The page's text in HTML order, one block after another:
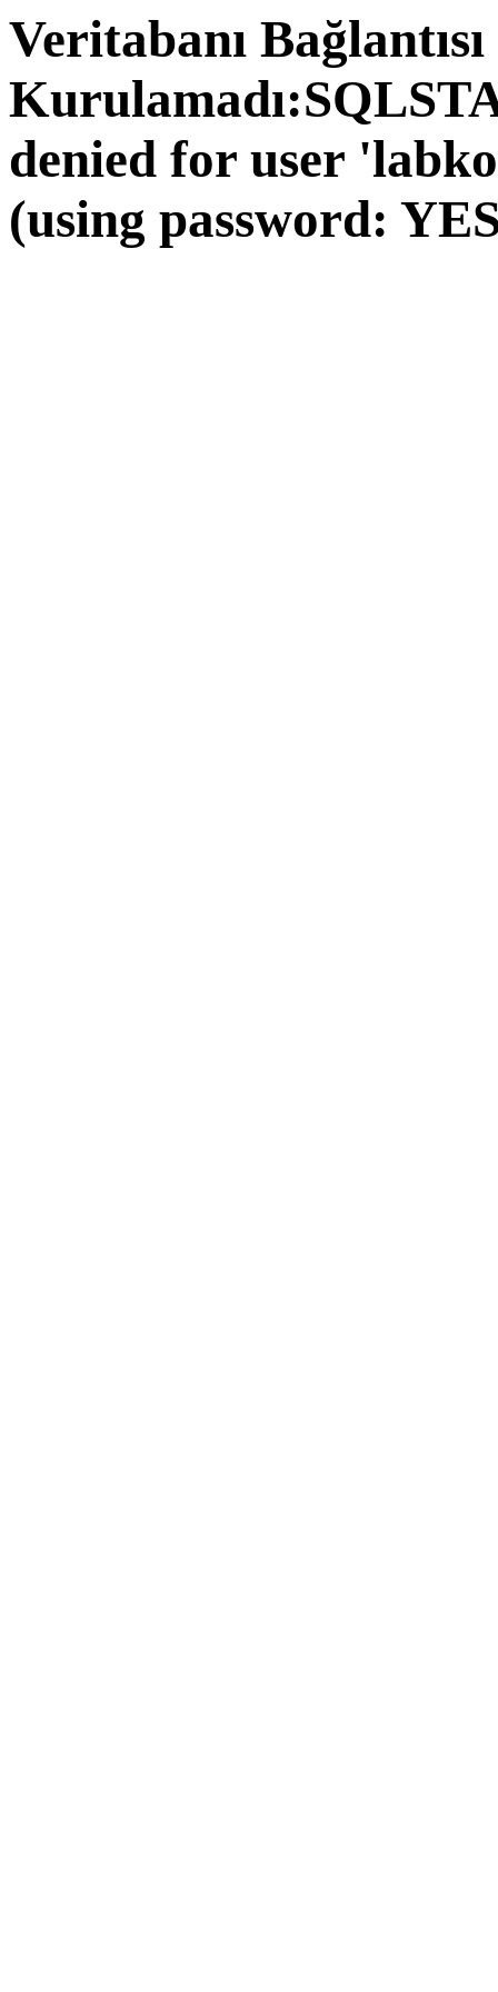
Veritabanı Bağlantısı
denied for user
(using password: